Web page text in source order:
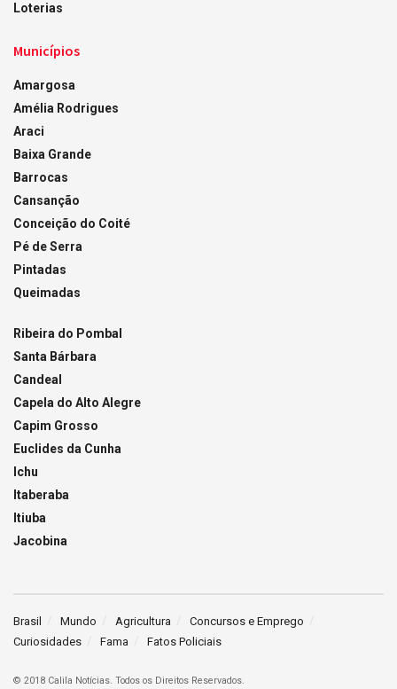
Loterias
Municípios
Amargosa
Amélia Rodrigues
Araci
Baixa Grande
Barrocas
Cansanção
Conceição do Coité
Pé de Serra
Pintadas
Queimadas
Ribeira do Pombal
Santa Bárbara
Candeal
Capela do Alto Alegre
Capim Grosso
Euclides da Cunha
Ichu
Itaberaba
Itiuba
Jacobina
Brasil Mundo Agricultura
Concursos e Emprego
Curiosidades
Fama Fatos Policiais
© 2018 Calila Notícias. Todos os Direitos Reservados.